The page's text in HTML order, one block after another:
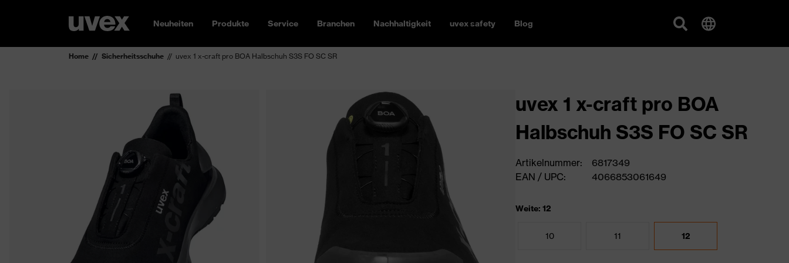
Neuheiten Produkte Service Branchen Nachhaltigkeit uvex safety Blog
Home Sicherheitsschuhe uvex 1 x-craft pro BOA Halbschuh S3S FO SC SR
uvex 1 x-craft pro BOA
Halbschuh S3S FO SC SR
Artikelnummer:
6817349
EAN / UPC:
4066853061649
Weite: 12
10 11 12